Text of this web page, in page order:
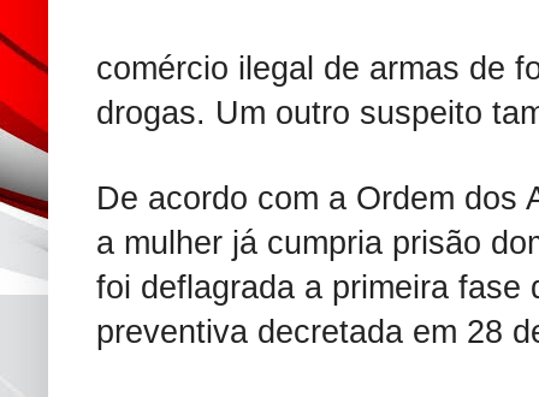
comércio ilegal de armas de
drogas. Um outro suspeito
De acordo com a Ordem dos
a mulher já cumpria prisão
foi deflagrada a primeira fase
preventiva decretada em 28